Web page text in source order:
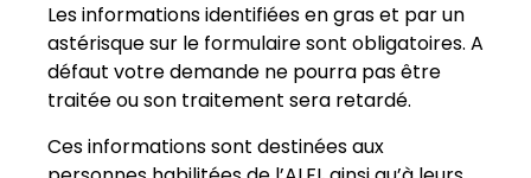
Les informations identifiées en gras et par un
astérisque sur le formulaire sont obligatoires. A
défaut votre demande ne pourra pas être
traitée ou son traitement sera retardé.
Ces informations sont destinées aux